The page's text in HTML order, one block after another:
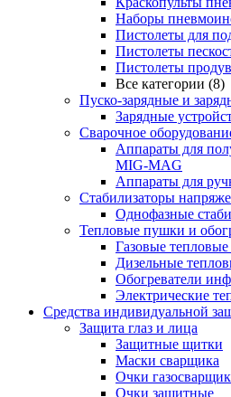
Наборы
Пистолеты для
Пистолеты
Пистолеты
Все категории (8)
Пуско-зарядные и
Зарядные
Сварочное
Аппараты для
MIG-MAG
Аппараты для
Стабилизаторы
Однофазные
Тепловые пушки и
Газовые
Дизельные
Обогреватели
Электрические
Средства индивидуальной
Защита глаз и лица
Защитные щитки
Маски сварщика
Очки
Очки защитные